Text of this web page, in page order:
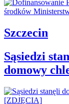
Szczecin
Sąsiedzi
domowy